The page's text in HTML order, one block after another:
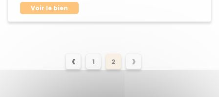
Voir le bien
‹ 1 2 ›